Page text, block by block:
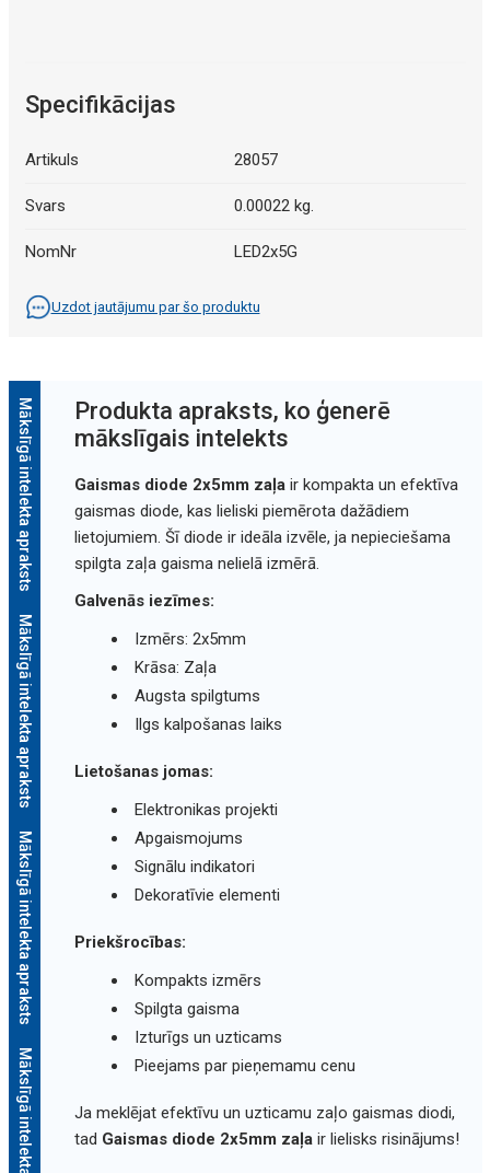
Specifikācijas
Artikuls 28057
Svars 0.00022 kg.
NomNr LED2x5G
Uzdot jautājumu par šo produktu
Mākslīgā intelekta apraksts
Mākslīgā intelekta apraksts
Mākslīgā intelekta apraksts
Produkta apraksts, ko ģenerē
mākslīgais intelekts
Gaismas diode 2x5mm zaļair kompakta un efektīva
gaismas diode, kas lieliski piemērota dažādiem
lietojumiem. Šī diode ir ideāla izvēle, ja nepieciešama
spilgta zaļa gaisma nelielā izmērā.
Galvenās iezīmes:
Izmērs: 2x5mm
Krāsa: Zaļa
Augsta spilgtums
Ilgs kalpošanas laiks
Lietošanas jomas:
Elektronikas projekti
Apgaismojums
Signālu indikatori
Dekoratīvie elementi
Priekšrocības:
Kompakts izmērs
Spilgta gaisma
Izturīgs un uzticams
Pieejams par pieņemamu cenu
Ja meklējat efektīvu un uzticamu zaļo gaismas diodi,
tad Gaismas diode 2x5mm zaļair lielisks risinājums!